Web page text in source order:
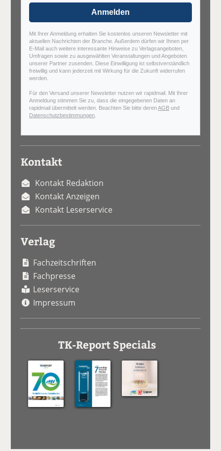
Anmelden
Mit Ihrer Anmeldung erhalten Sie kostenlos unseren Newsletter mit
aktuellen Nachrichten der Branche. Außerdem dürfen wir Ihnen per
E-Mail auch weitere interessante Hinweise zu Verlagsangeboten,
Umfragen sowie zu ausgewählten Veranstaltungen und Angeboten
unserer Partner zusenden. Diese Einwilligung ist selbstverständlich
freiwillig und kann jederzeit mit Wirkung für die Zukunft widerrufen
werden.
Für den Versand unserer Newsletter nutzen wir rapidmail. Mit Ihrer
Anmeldung stimmen Sie zu, dass die eingegebenen Daten an
rapidmail übermittelt werden. Beachten Sie bitte derenAGB und
Datenschutzbestimmungen
Kontakt
Kontakt Redaktion
Kontakt Anzeigen
Kontakt Leserservice
Verlag
Fachzeitschriften
Fachpresse
Leserservice
Impressum
TK-Report Specials